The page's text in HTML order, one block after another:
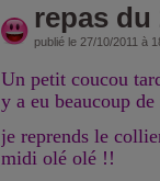
repas du
publié le 27/10/2011 à
Un petit coucou
y a eu beaucoup
je reprends le
midi olé olé !!